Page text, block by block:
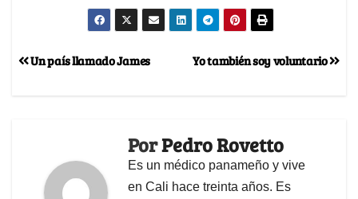
Yo también soy voluntario
Un país llamado James
PorPedro Rovetto
Es un médico panameño y vive
en Cali hace treinta años. Es